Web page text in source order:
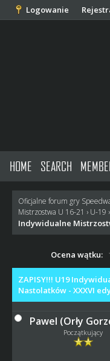
Logowanie
HOME SEARCH
Oficjalne forum gry
Mistrzostwa U 16-21 › U-19 ›
Indywidualne
Ocena wątku:
ZAPISY!!! U19
Nastolatków - XXXVI
Pawel (Orły
Początkujący